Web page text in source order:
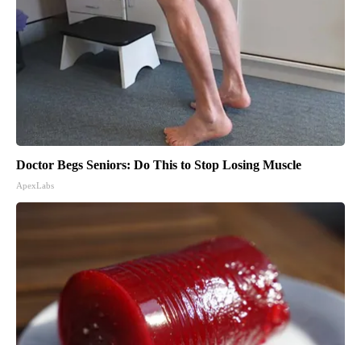
Doctor Begs Seniors: Do This to Stop Losing Muscle
ApexLabs